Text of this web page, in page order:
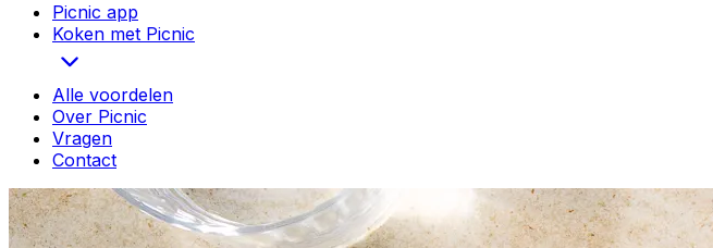
Picnic app
Koken met Picnic
Alle voordelen
Over Picnic
Vragen
Contact